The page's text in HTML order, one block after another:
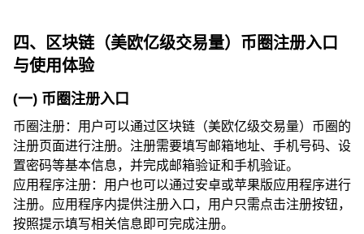
四、区块链（美欧亿级交易量）币圈注册入口
与使用体验
(一) 币圈注册入口
币圈注册：用户可以通过区块链（美欧亿级交易量）币圈的
注册页面进行注册。注册需要填写邮箱地址、手机号码、设
置密码等基本信息，并完成邮箱验证和手机验证。
应用程序注册：用户也可以通过安卓或苹果版应用程序进行
注册。应用程序内提供注册入口，用户只需点击注册按钮，
按照提示填写相关信息即可完成注册。